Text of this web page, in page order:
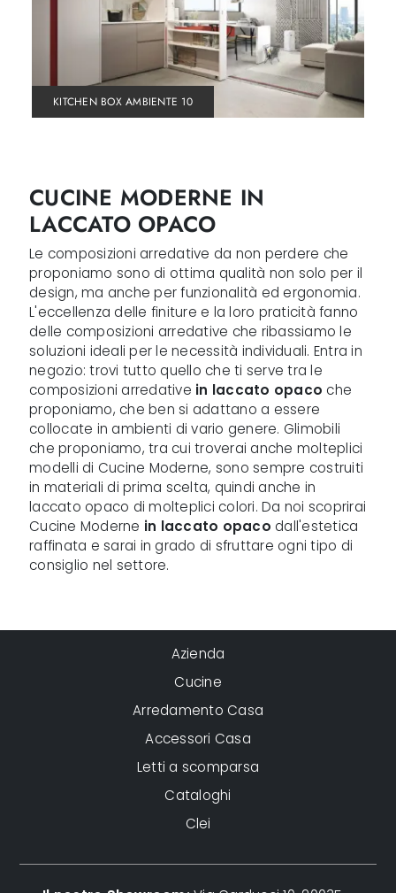
KITCHEN BOX AMBIENTE 10
CUCINE MODERNE IN
LACCATO OPACO
Le composizioni arredative da non perdere che
proponiamo sono di ottima qualità non solo per il
design, ma anche per funzionalità ed ergonomia.
L'eccellenza delle finiture e la loro praticità fanno
delle composizioni arredative che ribassiamo le
soluzioni ideali per le necessità individuali. Entra in
negozio: trovi tutto quello che ti serve tra le
composizioni arredative in laccato opaco che
proponiamo, che ben si adattano a essere
collocate in ambienti di vario genere. Glimobili
che proponiamo, tra cui troverai anche molteplici
modelli di Cucine Moderne, sono sempre costruiti
in materiali di prima scelta, quindi anche in
laccato opaco di molteplici colori. Da noi scoprirai
Cucine Moderne in laccato opaco dall'estetica
raffinata e sarai in grado di sfruttare ogni tipo di
consiglio nel settore.
Azienda
Cucine
Arredamento Casa
Accessori Casa
Letti a scomparsa
Cataloghi
Clei